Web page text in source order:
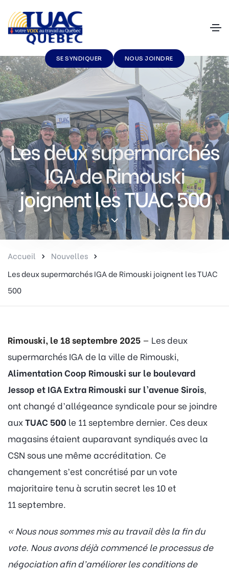
SE SYNDIQUER NOUS JOINDRE
Les deux supermarchés
IGA de Rimouski
joignent les TUAC 500
Accueil
Nouvelles
Les deux supermarchés IGA de Rimouski joignent les TUAC
500
Rimouski, le 18 septembre 2025 — Les deux
supermarchés IGA de la ville de Rimouski,
Alimentation Coop Rimouski sur le boulevard
Jessop et IGA Extra Rimouski sur l’avenue Sirois,
ont changé d’allégeance syndicale pour se joindre
auxTUAC 500 le 11 septembre dernier. Ces deux
magasins étaient auparavant syndiqués avec la
CSN sous une même accréditation. Ce
changement s’est concrétisé par un vote
majoritaire tenu à scrutin secret les 10 et
11 septembre.
« Nous nous sommes mis au travail dès la fin du
vote. Nous avons déjà commencé le processus de
négociation afin d’améliorer les conditions de